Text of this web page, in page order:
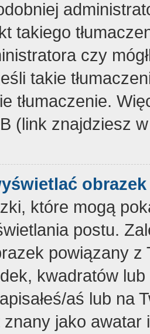
takiego
czy
takie
tłumaczenie.
(link znajdziesz
które mogą
postu.
powiązany z
kwadratów
aś lub na
jako